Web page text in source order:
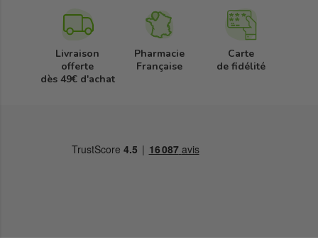
Livraison
offerte
dès 49€ d'achat
Pharmacie
Française
Carte
de fidélité